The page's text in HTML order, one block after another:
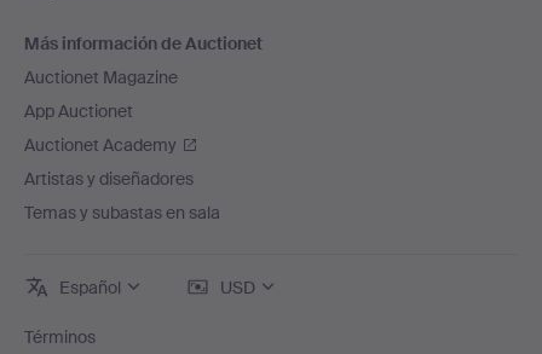
Más información de Auctionet
Auctionet Magazine
App Auctionet
Auctionet Academy
Artistas y diseñadores
Temas y subastas en sala
Español USD
Términos